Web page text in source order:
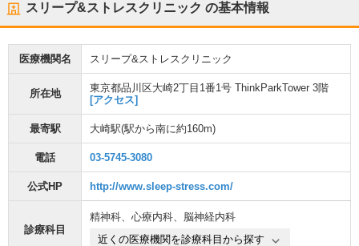
スリープ&ストレスクリニック の基本情報
医療機関名 スリープ&ストレスクリニック
所在地
東京都品川区大崎2丁目1番1号 ThinkParkTower 3階
[アクセス]
最寄駅 大崎駅(駅から南に約160m)
電話 03-5745-3080
公式HP http://www.sleep-stress.com/
診療科目
精神科、 心療内科、 脳神経内科
近くの医療機関を診療科目から探す